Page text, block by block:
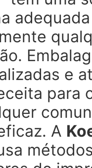
e
para
A
métodos